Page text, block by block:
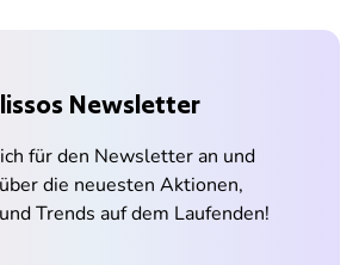
Newsletter
für den Newsletter an und
die neuesten Aktionen,
Trends auf dem Laufenden!